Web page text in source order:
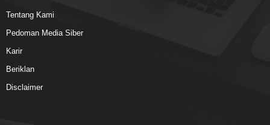
Tentang Kami
Pedoman Media Siber
Karir
Beriklan
Disclaimer